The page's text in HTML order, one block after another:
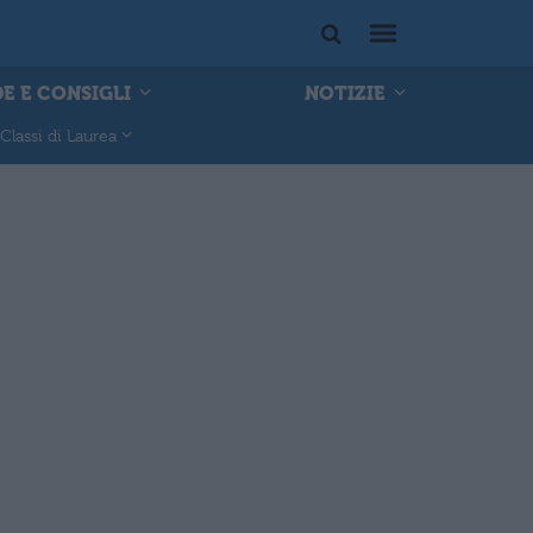
E CONSIGLI
NOTIZIE
Classi di Laurea